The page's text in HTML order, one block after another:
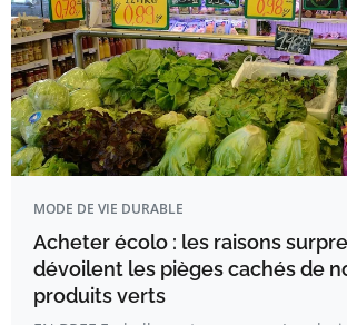
MODE DE VIE DURABLE
Acheter écolo : les raisons
dévoilent les pièges cachés de
produits verts